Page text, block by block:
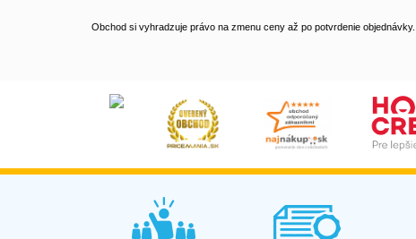
Obchod si vyhradzuje právo na zmenu ceny až po potvrdenie